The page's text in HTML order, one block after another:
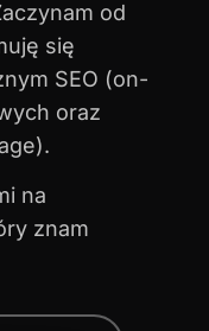
od
się
SEO (on-
oraz
na
znam